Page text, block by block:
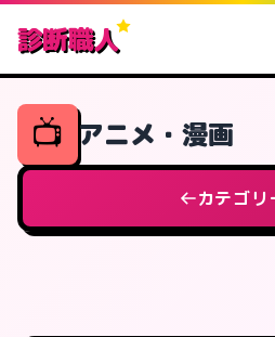
診断職人
📺 アニメ・漫画
カテゴリ